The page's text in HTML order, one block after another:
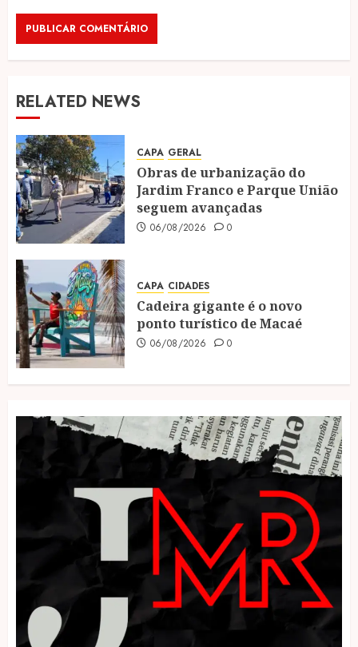
RELATED NEWS
CAPA GERAL
Obras de urbanização do
Jardim Franco e Parque União
seguem avançadas
06/08/2026 0
CAPA CIDADES
Cadeira gigante é o novo
ponto turístico de Macaé
06/08/2026 0